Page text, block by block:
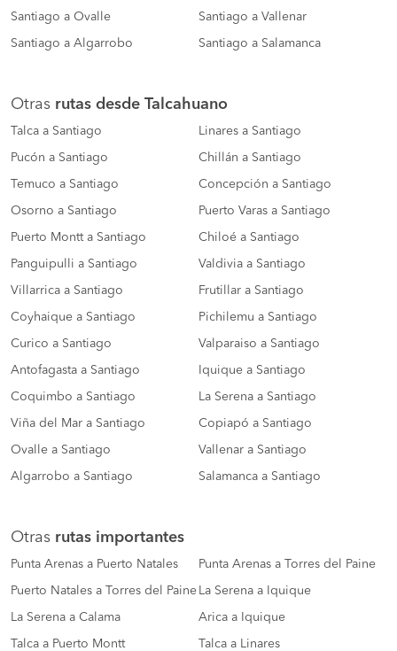
Santiago a Ovalle Santiago a Vallenar
Santiago a Algarrobo Santiago a Salamanca
Otras rutas desde Talcahuano
Talca a Santiago Linares a Santiago
Pucón a Santiago Chillán a Santiago
Temuco a Santiago Concepción a Santiago
Osorno a Santiago Puerto Varas a Santiago
Puerto Montt a Santiago Chiloé a Santiago
Panguipulli a Santiago Valdivia a Santiago
Villarrica a Santiago Frutillar a Santiago
Coyhaique a Santiago Pichilemu a Santiago
Curico a Santiago Valparaiso a Santiago
Antofagasta a Santiago Iquique a Santiago
Coquimbo a Santiago La Serena a Santiago
Viña del Mar a Santiago Copiapó a Santiago
Ovalle a Santiago Vallenar a Santiago
Algarrobo a Santiago Salamanca a Santiago
Otras rutas importantes
Punta Arenas a Puerto Natales Punta Arenas a Torres del Paine
Puerto Natales a Torres del Paine La Serena a Iquique
La Serena a Calama Arica a Iquique
Talca a Puerto Montt Talca a Linares